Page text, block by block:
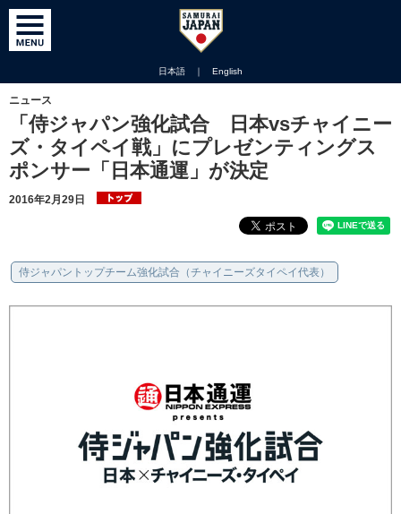
日本語 ｜ English
ニュース
「侍ジャパン強化試合 日本vsチャイニー
ズ・タイペイ戦」にプレゼンティングス
ポンサー「日本通運」が決定
2016年2月29日
侍ジャパントップチーム強化試合（チャイニーズタイペイ代表）